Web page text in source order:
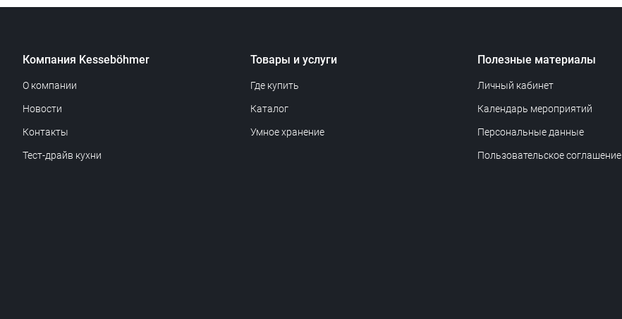
Компания Kesseböhmer
О компании
Новости
Контакты
Тест-драйв кухни
Товары и услуги
Где купить
Каталог
Умное хранение
Полезные материалы
Личный кабинет
Календарь мероприятий
Персональные данные
Пользовательское соглашение